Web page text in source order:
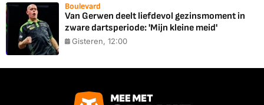
Boulevard
Van Gerwen deelt liefdevol gezinsmoment in
zware dartsperiode: 'Mijn kleine meid'
Gisteren, 12:00